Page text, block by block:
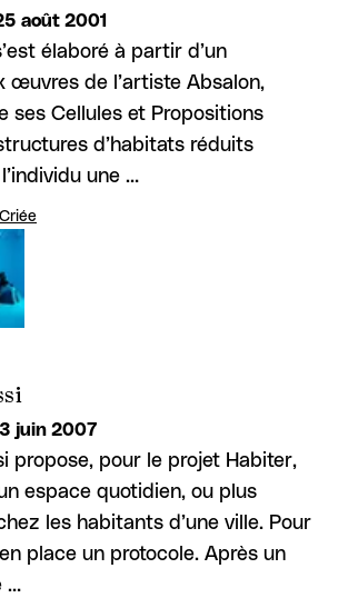
août 2001
élaboré à partir d’un
œuvres de l’artiste Absalon,
ses Cellules et Propositions
d’habitats réduits
une …
juin 2007
propose, pour le projet Habiter,
espace quotidien, ou plus
les habitants d’une ville. Pour
place un protocole. Après un
…